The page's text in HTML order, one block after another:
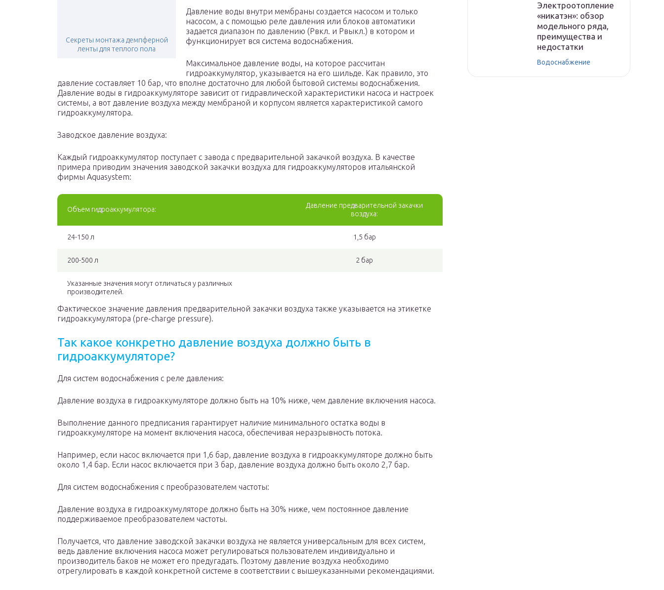
Секреты монтажа демпферной
ленты для теплого пола
Давление воды внутри мембраны создается насосом и только
насосом, а с помощью реле давления или блоков автоматики
задается диапазон по давлению (Рвкл. и Рвыкл.) в котором и
функционирует вся система водоснабжения.
Максимальное давление воды, на которое рассчитан
гидроаккумулятор, указывается на его шильде. Как правило, это
давление составляет 10 бар, что вполне достаточно для любой бытовой системы водоснабжения.
Давление воды в гидроаккумуляторе зависит от гидравлической характеристики насоса и настроек
системы, а вот давление воздуха между мембраной и корпусом является характеристикой самого
гидроаккумулятора.
Заводское давление воздуха:
Каждый гидроаккумулятор поступает с завода с предварительной закачкой воздуха. В качестве
примера приводим значения заводской закачки воздуха для гидроаккумуляторов итальянской
фирмы Aquasystem:
Объем гидроаккумулятора:
Давление предварительной закачки
воздуха:
24-150 л 1,5 бар
200-500 л 2 бар
Указанные значения могут отличаться у различных
производителей.
Фактическое значение давления предварительной закачки воздуха также указывается на этикетке
гидроаккумулятора (pre-charge pressure).
Так какое конкретно давление воздуха должно быть в
гидроаккумуляторе?
Для систем водоснабжения с реле давления:
Давление воздуха в гидроаккумуляторе должно быть на 10% ниже, чем давление включения насоса.
Выполнение данного предписания гарантирует наличие минимального остатка воды в
гидроаккумуляторе на момент включения насоса, обеспечивая неразрывность потока.
Например, если насос включается при 1,6 бар, давление воздуха в гидроаккумуляторе должно быть
около 1,4 бар. Если насос включается при 3 бар, давление воздуха должно быть около 2,7 бар.
Для систем водоснабжения с преобразователем частоты:
Давление воздуха в гидроаккумуляторе должно быть на 30% ниже, чем постоянное давление
поддерживаемое преобразователем частоты.
Получается, что давление заводской закачки воздуха не является универсальным для всех систем,
ведь давление включения насоса может регулироваться пользователем индивидуально и
производитель баков не может его предугадать. Поэтому давление воздуха необходимо
отрегулировать в каждой конкретной системе в соответствии с вышеуказанными рекомендациями.
Электроотопление
«никатэн»: обзор
модельного ряда,
преимущества и
недостатки
Водоснабжение